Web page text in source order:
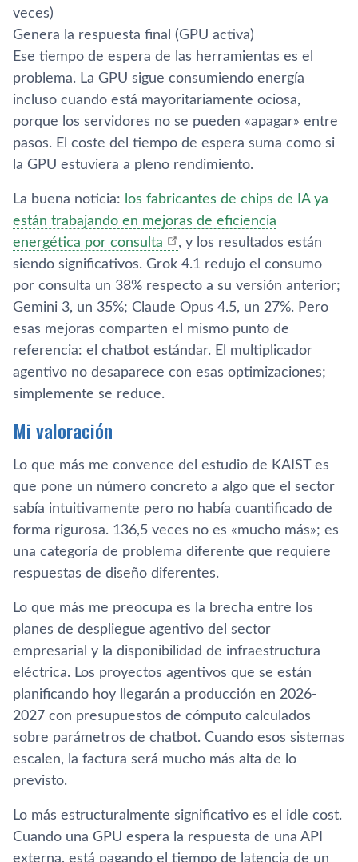
veces)
Genera la respuesta final (GPU activa)
Ese tiempo de espera de las herramientas es el
problema. La GPU sigue consumiendo energía
incluso cuando está mayoritariamente ociosa,
porque los servidores no se pueden «apagar» entre
pasos. El coste del tiempo de espera suma como si
la GPU estuviera a pleno rendimiento.
La buena noticia: los fabricantes de chips de IA ya
están trabajando en mejoras de eficiencia
energética por consulta
, y los resultados están
siendo significativos. Grok 4.1 redujo el consumo
por consulta un 38% respecto a su versión anterior;
Gemini 3, un 35%; Claude Opus 4.5, un 27%. Pero
esas mejoras comparten el mismo punto de
referencia: el chatbot estándar. El multiplicador
agentivo no desaparece con esas optimizaciones;
simplemente se reduce.
Mi valoración
Lo que más me convence del estudio de KAIST es
que pone un número concreto a algo que el sector
sabía intuitivamente pero no había cuantificado de
forma rigurosa. 136,5 veces no es «mucho más»; es
una categoría de problema diferente que requiere
respuestas de diseño diferentes.
Lo que más me preocupa es la brecha entre los
planes de despliegue agentivo del sector
empresarial y la disponibilidad de infraestructura
eléctrica. Los proyectos agentivos que se están
planificando hoy llegarán a producción en 2026-
2027 con presupuestos de cómputo calculados
sobre parámetros de chatbot. Cuando esos sistemas
escalen, la factura será mucho más alta de lo
previsto.
Lo más estructuralmente significativo es el idle cost.
Cuando una GPU espera la respuesta de una API
externa, está pagando el tiempo de latencia de un